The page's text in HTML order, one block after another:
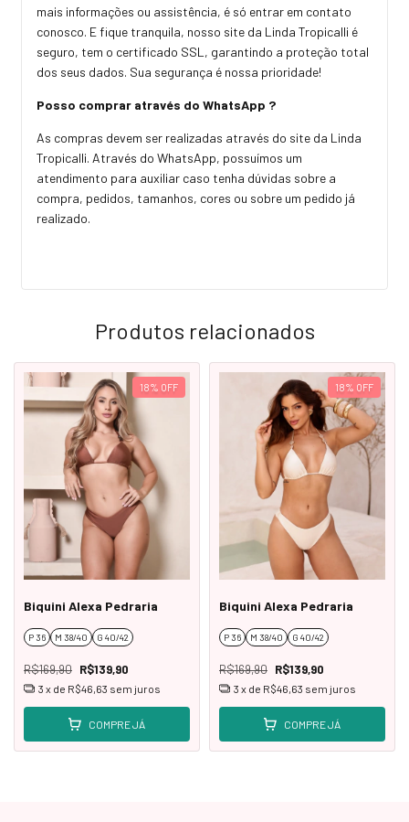
mais informações ou assistência, é só entrar em contato
conosco. E fique tranquila, nosso site da Linda Tropicalli é
seguro, tem o certificado SSL, garantindo a proteção total
dos seus dados. Sua segurança é nossa prioridade!
Posso comprar através do WhatsApp ?
As compras devem ser realizadas através do site da Linda
Tropicalli. Através do WhatsApp, possuímos um
atendimento para auxiliar caso tenha dúvidas sobre a
compra, pedidos, tamanhos, cores ou sobre um pedido já
realizado.
Produtos relacionados
18% OFF
Biquini Alexa Pedraria
P 36 M 38/40 G 40/42
R$169,90 R$139,90
3 x de R$46,63 sem juros
COMPRE JÁ
18% OFF
Biquini Alexa Pedraria
P 36 M 38/40 G 40/42
R$169,90 R$139,90
3 x de R$46,63 sem juros
COMPRE JÁ